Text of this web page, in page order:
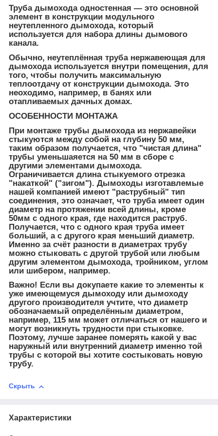
Труба дымохода одностенная — это основной
элемент в конструкции модульного
неутепленного дымохода, который
используется для набора длины дымового
канала.
Обычно, неутеплённая труба нержавеющая для
дымохода используется внутри помещения, для
того, чтобы получить максимальную
теплоотдачу от конструкции дымохода. Это
неоходимо, например, в банях или
отапливаемых дачных домах.
ОСОБЕННОСТИ МОНТАЖА
При монтаже трубы дымохода из нержавейки
стыкуются между собой на глубину 50 мм,
таким образом получается, что "чистая длина"
трубы уменьшаяется на 50 мм в сборе с
другими элементами дымохода.
Ограничивается длина стыкуемого отрезка
"накаткой" ("зигом"). Дымоходы изготавлемые
нашей компанией имеют "раструбный" тип
соединения, это означает, что труба имеет один
диаметр на протяжении всей длины, кроме
50мм с одного края, где находится раструб.
Получается, что с одного края труба имеет
больший, а с другого края меньший диаметр.
Именно за счёт разности в диаметрах трубу
можно стыковать с другой трубой или любым
другим элементом дымохода, тройником, углом
или шибером, например.
Важно! Если вы докупаете какие то элементы к
уже имеющемуся дымоходу или дымоходу
другого производителя учтите, что диаметр
обозначаемый определённым диаметром,
например, 115 мм может отличаться от нашего и
могут возникнуть трудности при стыковке.
Поэтому, лучше заранее померять какой у вас
наружный или внутренний диаметр именно той
трубы с которой вы хотите состыковать новую
трубу.
Скрыть
Характеристики